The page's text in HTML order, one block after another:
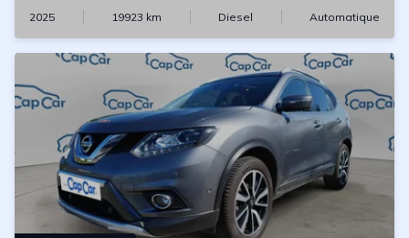
2025 19923 km Diesel Automatique